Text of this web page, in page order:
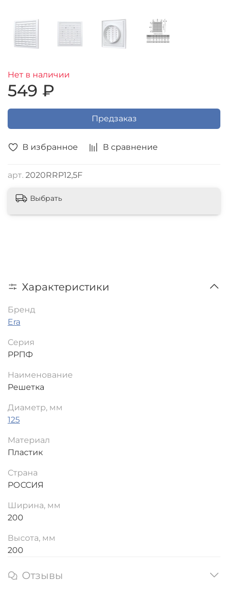
В избранное В сравнение
арт. 2020RRP12,5F
Нет в наличии
549 ₽
Предзаказ
Выбрать
Характеристики
Бренд
Era
Серия
РРПФ
Наименование
Решетка
Диаметр, мм
125
Материал
Пластик
Страна
РОССИЯ
Ширина, мм
200
Высота, мм
200
Отзывы